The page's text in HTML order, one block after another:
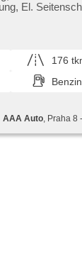
El.
176
Benzin
AAA Auto, Praha 8